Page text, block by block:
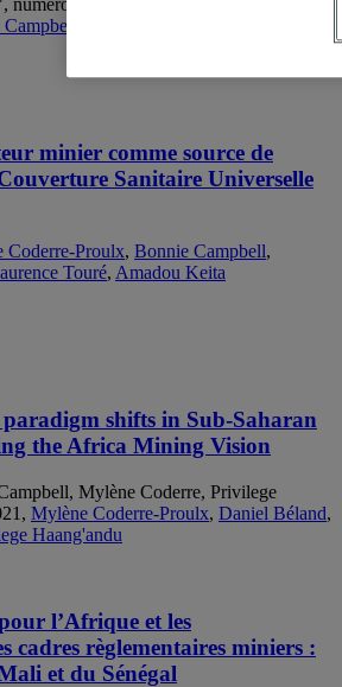
6, 30 mars 2022,
minier comme source de
Sanitaire Universelle
Coderre-Proulx, Bonnie Campbell,
Touré, Amadou Keita
shifts in Sub-Saharan
the Africa Mining Vision
Mylène Coderre, Privilege
Mylène Coderre-Proulx, Daniel Béland,
Haang'andu
l’Afrique et les
cadres règlementaires miniers :
et du Sénégal